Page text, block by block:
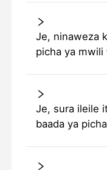
Je, ninaweza
picha ya mwili
Je, sura ileile
baada ya